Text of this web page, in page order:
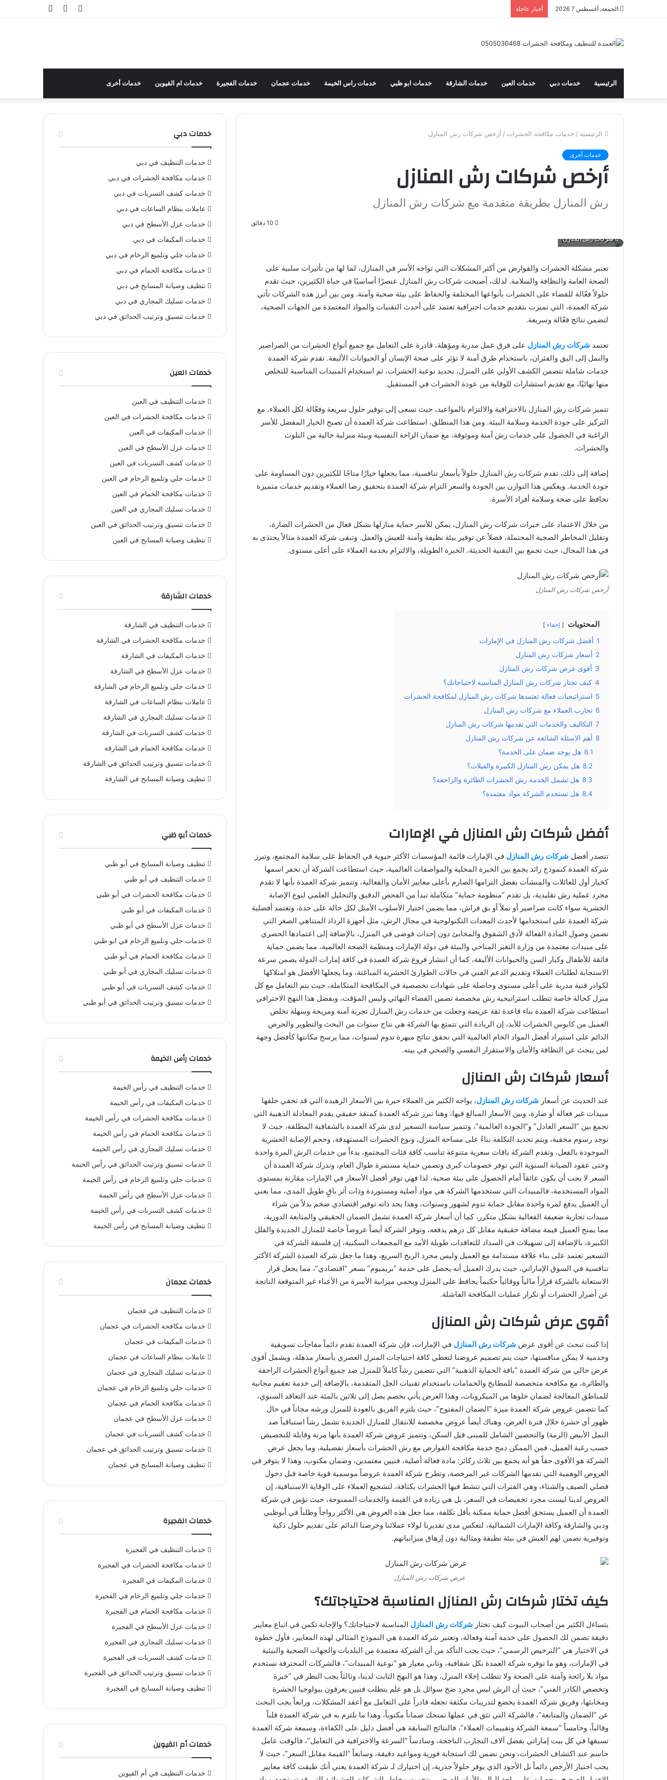
الجمعة, أغسطس 7 2026 أخبار عاجلة
مقال تسجيل
الرئيسية خدمات دبي خدمات العين خدمات الشارقة خدمات ابو ظبي خدمات راس الخيمة خدمات عجمان خدمات الفجيرة خدمات ام القيوين خدمات أخرى
الرئيسية / خدمات مكافحة الحشرات / أرخص شركات رش المنازل
خدمات أخرى
أرخص شركات رش المنازل
رش المنازل بطريقة متقدمة مع شركات رش المنازل
شركات رش المنازل
تعتبر مشكلة الحشرات والقوارض من أكثر المشكلات التي تواجه الأسر في المنازل، لما لها من تأثيرات سلبية على
الصحة العامة والنظافة والسلامة. لذلك، أصبحت شركات رش المنازل عنصرًا أساسيًا في حياة الكثيرين، حيث تقدم
حلولاً فعّالة للقضاء على الحشرات بأنواعها المختلفة والحفاظ على بيئة صحية وآمنة. ومن بين أبرز هذه الشركات تأتي
شركة العمدة، التي تميزت بتقديم خدمات احترافية تعتمد على أحدث التقنيات والمواد المعتمدة من الجهات الصحية،
لتضمن نتائج فعّالة وسريعة.
تعتمد شركات رش المنازل على فرق عمل مدربة ومؤهلة، قادرة على التعامل مع جميع أنواع الحشرات من الصراصير
والنمل إلى البق والفئران، باستخدام طرق آمنة لا تؤثر على صحة الإنسان أو الحيوانات الأليفة. تقدم شركة العمدة
خدمات شاملة تتضمن الكشف الأولي على المنزل، تحديد نوعية الحشرات، ثم استخدام المبيدات المناسبة للتخلص
منها نهائيًا، مع تقديم استشارات للوقاية من عودة الحشرات في المستقبل.
تتميز شركات رش المنازل بالاحترافية والالتزام بالمواعيد، حيث تسعى إلى توفير حلول سريعة وفعّالة لكل العملاء، مع
التركيز على جودة الخدمة وسلامة البيئة. ومن هذا المنطلق، استطاعت شركة العمدة أن تصبح الخيار المفضل للأسر
الراغبة في الحصول على خدمات رش آمنة وموثوقة، مع ضمان الراحة النفسية وبيئة منزلية خالية من التلوث
والحشرات.
إضافة إلى ذلك، تقدم شركات رش المنازل حلولاً بأسعار تنافسية، مما يجعلها خيارًا متاحًا للكثيرين دون المساومة على
جودة الخدمة. ويعكس هذا التوازن بين الجودة والسعر التزام شركة العمدة بتحقيق رضا العملاء وتقديم خدمات متميزة
تحافظ على صحة وسلامة أفراد الأسرة.
من خلال الاعتماد على خبرات شركات رش المنازل، يمكن للأسر حماية منازلها بشكل فعال من الحشرات الضارة،
وتقليل المخاطر الصحية المحتملة، فضلاً عن توفير بيئة نظيفة وآمنة للعيش والعمل. وتبقى شركة العمدة مثالاً يحتذى به
في هذا المجال، حيث تجمع بين التقنية الحديثة، الخبرة الطويلة، والالتزام بخدمة العملاء على أعلى مستوى.
أرخص شركات رش المنازل
المحتويات إخفاء
1 أفضل شركات رش المنازل في الإمارات
2 أسعار شركات رش المنازل
3 أقوى عرض شركات رش المنازل
4 كيف تختار شركات رش المنازل المناسبة لاحتياجاتك؟
5 استراتيجيات فعالة تعتمدها شركات رش المنازل لمكافحة الحشرات
6 تجارب العملاء مع شركات رش المنازل
7 التكاليف والخدمات التي تقدمها شركات رش المنازل
8 أهم الاسئلة الشائعة عن شركات رش المنازل
8.1 هل يوجد ضمان على الخدمة؟
8.2 هل يمكن رش المنازل الكبيرة والفيلات؟
8.3 هل تشمل الخدمة رش الحشرات الطائرة والزاحفة؟
8.4 هل تستخدم الشركة مواد معتمدة؟
أفضل شركات رش المنازل في الإمارات
تتصدر أفضل شركات رش المنازل في الإمارات قائمة المؤسسات الأكثر حيوية في الحفاظ على سلامة المجتمع، وتبرز
شركة العمدة كنموذج رائد يجمع بين الخبرة المحلية والمواصفات العالمية، حيث استطاعت الشركة أن تحفر اسمها
كخيار أول للعائلات والمنشآت بفضل التزامها الصارم بأعلى معايير الأمان والفعالية، وتتميز شركة العمدة بأنها لا تقدم
مجرد عملية رش تقليدية، بل تقدم “منظومة حماية” متكاملة تبدأ من الفحص الدقيق والتحليل العلمي لنوع الإصابة
الحشرية سواء كانت صراصير أو نملاً أو بق فراش، مما يضمن اختيار الأسلوب الأمثل لكل حالة على حدة، وتعتمد أفضلية
شركة العمدة على استخدامها لأحدث المعدات التكنولوجية في مجال الرش، مثل أجهزة الرذاذ المتناهي الصغر التي
تضمن وصول المادة الفعالة لأدق الشقوق والمخابئ دون إحداث فوضى في المنزل، بالإضافة إلى اعتمادها الحصري
على مبيدات معتمدة من وزارة التغير المناخي والبيئة في دولة الإمارات ومنظمة الصحة العالمية، مما يضمن حماية
فائقة للأطفال وكبار السن والحيوانات الأليفة، كما أن انتشار فروع شركة العمدة في كافة إمارات الدولة يضمن سرعة
الاستجابة لطلبات العملاء وتقديم الدعم الفني في حالات الطوارئ الحشرية المباغتة، وما يجعلها الأفضل هو امتلاكها
لكوادر فنية مدربة على أعلى مستوى وحاصلة على شهادات تخصصية في المكافحة المتكاملة، حيث يتم التعامل مع كل
منزل كحالة خاصة تتطلب استراتيجية رش مخصصة تضمن القضاء النهائي وليس المؤقت، وبفضل هذا النهج الاحترافي
استطاعت شركة العمدة بناء قاعدة ثقة عريضة وجعلت من خدمات رش المنازل تجربة آمنة ومريحة وسهلة تخلص
العميل من كابوس الحشرات للأبد، إن الريادة التي تتمتع بها الشركة هي نتاج سنوات من البحث والتطوير والحرص
الدائم على استيراد أفضل المواد الخام العالمية التي تحقق نتائج مبهرة تدوم لسنوات، مما يرسخ مكانتها كأفضل وجهة
لمن يبحث عن النظافة والأمان والاستقرار النفسي والصحي في بيته.
أسعار شركات رش المنازل
عند الحديث عن أسعار شركات رش المنازل، يواجه الكثير من العملاء حيرة بين الأسعار الزهيدة التي قد تخفي خلفها
مبيدات غير فعالة أو ضارة، وبين الأسعار المبالغ فيها، وهنا تبرز شركة العمدة كمنقذ حقيقي يقدم المعادلة الذهبية التي
تجمع بين “السعر العادل” و”الجودة العالمية”، وتتميز سياسة التسعير لدى شركة العمدة بالشفافية المطلقة، حيث لا
توجد رسوم مخفية، ويتم تحديد التكلفة بناءً على مساحة المنزل، ونوع الحشرات المستهدفة، وحجم الإصابة الحشرية
الموجودة بالفعل، وتقدم الشركة باقات سعرية متنوعة تناسب كافة فئات المجتمع، بدءاً من خدمات الرش المرة واحدة
وحتى عقود الصيانة السنوية التي توفر خصومات كبرى وتضمن حماية مستمرة طوال العام، وتدرك شركة العمدة أن
السعر لا يجب أن يكون عائقاً أمام الحصول على بيئة صحية، لذا فهي توفر أفضل الأسعار في الإمارات مقارنة بمستوى
المواد المستخدمة، فالمبيدات التي تستخدمها الشركة هي مواد أصلية ومستوردة وذات أثر باقٍ طويل المدى، مما يعني
أن العميل يدفع لمرة واحدة مقابل حماية تدوم لشهور وسنوات، وهذا بحد ذاته توفير اقتصادي ضخم بدلاً من شراء
مبيدات تجارية ضعيفة الفعالية بشكل متكرر، كما أن أسعار شركة العمدة تشمل الضمان الحقيقي والمتابعة الدورية،
مما يمنح العميل قيمة مضافة حقيقية مقابل كل درهم يدفعه، وتوفر الشركة أيضاً عروضاً خاصة للمنازل الجديدة والفلل
الكبيرة، بالإضافة إلى تسهيلات في السداد للتعاقدات طويلة الأمد مع المجمعات السكنية، إن فلسفة الشركة في
التسعير تعتمد على بناء علاقة مستدامة مع العميل وليس مجرد الربح السريع، وهذا ما جعل شركة العمدة الشركة الأكثر
تنافسية في السوق الإماراتي، حيث يدرك العميل أنه يحصل على خدمة “بريميوم” بسعر “اقتصادي”، مما يجعل قرار
الاستعانة بالشركة قراراً مالياً ووقائياً حكيماً يحافظ على المنزل ويحمي ميزانية الأسرة من الأعباء غير المتوقعة الناتجة
عن أضرار الحشرات أو تكرار عمليات المكافحة الفاشلة.
أقوى عرض شركات رش المنازل
إذا كنت تبحث عن أقوى عرض شركات رش المنازل في الإمارات، فإن شركة العمدة تقدم دائماً مفاجآت تسويقية
وخدمية لا يمكن منافستها، حيث يتم تصميم عروضنا لتغطي كافة احتياجات المنزل العصري بأسعار مذهلة، ويشمل أقوى
عرض حالي من شركة العمدة “باقة الحماية الذهبية” التي تتضمن رشاً كاملاً للمنزل ضد جميع أنواع الحشرات الزاحفة
والطائرة، مع مكافحة متخصصة للمطابخ والحمامات باستخدام تقنيات الجل المتقدمة، بالإضافة إلى خدمة تعقيم مجانية
للمناطق المعالجة لضمان خلوها من الميكروبات، وهذا العرض يأتي بخصم يصل إلى ثلاثين بالمئة عند التعاقد السنوي،
كما تتضمن عروض شركة العمدة ميزة “الضمان المفتوح”، حيث يلتزم الفريق بالعودة للمنزل ورشه مجاناً في حال
ظهور أي حشرة خلال فترة العرض، وهناك أيضاً عروض مخصصة للانتقال للمنازل الجديدة تشمل رشاً استباقياً ضد
النمل الأبيض (الرمة) والتحصين الشامل للمبنى قبل السكن، وتتميز عروض شركة العمدة بأنها مرنة وقابلة للتخصيص
حسب رغبة العميل، فمن الممكن دمج خدمة مكافحة القوارض مع رش الحشرات بأسعار تفضيلية، وما يجعل عرض
الشركة هو الأقوى حقاً هو أنه يجمع بين ثلاث ركائز: مادة فعالة أصلية، فنيين معتمدين، وضمان مكتوب، وهذا لا يتوفر في
العروض الوهمية التي تقدمها الشركات غير المرخصة، وتطرح شركة العمدة عروضاً موسمية قوية خاصة قبل دخول
فصلي الصيف والشتاء، وهي الفترات التي تنشط فيها الحشرات بكثافة، لتشجيع العملاء على الوقاية الاستباقية، إن
العروض لدينا ليست مجرد تخفيضات في السعر، بل هي زيادة في القيمة والخدمات الممنوحة، حيث نؤمن في شركة
العمدة أن العميل يستحق أفضل حماية ممكنة بأقل تكلفة، مما جعل هذه العروض هي الأكثر رواجاً وطلباً في أبوظبي
ودبي والشارقة وكافة الإمارات الشمالية، لتعكس مدى تقديرنا لولاء عملائنا وحرصنا الدائم على تقديم حلول ذكية
وتوفيرية تضمن لهم العيش في بيئة نظيفة ومثالية دون إرهاق ميزانياتهم.
عرض شركات رش المنازل
كيف تختار شركات رش المنازل المناسبة لاحتياجاتك؟
يتساءل الكثير من أصحاب البيوت كيف تختار شركات رش المنازل المناسبة لاحتياجاتك؟ والإجابة تكمن في اتباع معايير
دقيقة تضمن لك الحصول على خدمة آمنة وفعالة، وتعتبر شركة العمدة هي النموذج المثالي لهذه المعايير، فأول خطوة
في الاختيار هي “الترخيص الرسمي”، حيث يجب التأكد من أن الشركة معتمدة من البلديات والجهات الصحية والبيئية
في الإمارات، وهو ما توفره شركة العمدة بكل شفافية، وثاني معيار هو “نوعية المبيدات”، فالشركات المحترفة تستخدم
مواد بلا رائحة وآمنة على الصحة ولا تتطلب إخلاء المنزل، وهذا هو النهج الثابت لدينا، وثالثاً يجب النظر في “خبرة
وتخصص الكادر الفني”، حيث أن الرش ليس مجرد ضخ سوائل بل هو علم يتطلب فنيين يعرفون بيولوجيا الحشرة
ومخابئها، وفريق شركة العمدة يخضع لتدريبات مكثفة تجعله قادراً على التعامل مع أعقد المشكلات، ورابعاً يجب البحث
عن “الضمان والمتابعة”، فالشركة التي تثق في عملها تمنحك ضماناً مكتوباً، وهذا ما نلتزم به في شركة العمدة قلباً
وقالباً، وخامساً “سمعة الشركة وتقييمات العملاء”، فالنتائج السابقة هي أفضل دليل على الكفاءة، وسمعة شركة العمدة
تسبقها في كل بيت إماراتي بفضل آلاف التجارب الناجحة، وسادساً “السرعة والاحترافية في التعامل”، فالوقت عامل
حاسم عند اكتشاف الحشرات، ونحن نضمن لك استجابة فورية ومواعيد دقيقة، وسابعاً “القيمة مقابل السعر”، حيث لا
يجب اختيار الأرخص دائماً بل الأجود الذي يوفر حلولاً جذرية، إن اختيارك لـ شركة العمدة يعني أنك طبقت كافة معايير
خدمات دبي
خدمات التنظيف في دبي
خدمات مكافحة الحشرات في دبي
خدمات كشف التسربات في دبي
عاملات بنظام الساعات في دبي
خدمات عزل الأسطح في دبي
خدمات المكيفات في دبي
خدمات جلي وتلميع الرخام في دبي
خدمات مكافحة الحمام في دبي
تنظيف وصيانة المسابح في دبي
خدمات تسليك المجاري في دبي
خدمات تنسيق وترتيب الحدائق في دبي
خدمات العين
خدمات التنظيف في العين
خدمات مكافحة الحشرات في العين
خدمات المكيفات في العين
خدمات عزل الأسطح في العين
خدمات كشف التسربات في العين
خدمات جلي وتلميع الرخام في العين
خدمات مكافحة الحمام في العين
خدمات تسليك المجاري في العين
خدمات تنسيق وترتيب الحدائق في العين
تنظيف وصيانة المسابح في العين
خدمات الشارقة
خدمات التنظيف في الشارقة
خدمات مكافحة الحشرات في الشارقة
خدمات المكيفات في الشارقة
خدمات عزل الأسطح في الشارقة
خدمات جلي وتلميع الرخام في الشارقة
عاملات بنظام الساعات في الشارقة
خدمات تسليك المجاري في الشارقة
خدمات كشف التسربات في الشارقة
خدمات مكافحة الحمام في الشارقة
خدمات تنسيق وترتيب الحدائق في الشارقة
تنظيف وصيانة المسابح في الشارقة
خدمات أبو ظبي
تنظيف وصيانة المسابح في أبو ظبي
خدمات التنظيف في أبو ظبي
خدمات مكافحة الحشرات في أبو ظبي
خدمات المكيفات في أبو ظبي
خدمات عزل الأسطح في أبو ظبي
خدمات جلي وتلميع الرخام في ابو ظبي
خدمات مكافحة الحمام في أبو ظبي
خدمات تسليك المجاري في أبو ظبي
خدمات كشف التسربات في أبو ظبي
خدمات تنسيق وترتيب الحدائق في أبو ظبي
خدمات رأس الخيمة
خدمات التنظيف في رأس الخيمة
خدمات المكيفات في رأس الخيمة
خدمات مكافحة الحشرات في رأس الخيمة
خدمات مكافحة الحمام في رأس الخيمة
خدمات تسليك المجاري في رأس الخيمة
خدمات تنسيق وترتيب الحدائق في رأس الخيمة
خدمات جلي وتلميع الرخام في رأس الخيمة
خدمات عزل الأسطح في رأس الخيمة
خدمات كشف التسربات في رأس الخيمة
تنظيف وصيانة المسابح في رأس الخيمة
خدمات عجمان
خدمات التنظيف في عجمان
خدمات مكافحة الحشرات في عجمان
خدمات المكيفات في عجمان
عاملات بنظام الساعات في عجمان
خدمات تسليك المجاري في عجمان
خدمات جلي وتلميع الرخام في عجمان
خدمات مكافحة الحمام في عجمان
خدمات عزل الأسطح في عجمان
خدمات كشف التسربات في عجمان
خدمات تنسيق وترتيب الحدائق في عجمان
تنظيف وصيانة المسابح في عجمان
خدمات الفجيرة
خدمات التنظيف في الفجيرة
خدمات مكافحة الحشرات في الفجيرة
خدمات المكيفات في الفجيرة
خدمات جلي وتلميع الرخام في الفجيرة
خدمات مكافحة الحمام في الفجيرة
خدمات عزل الأسطح في الفجيرة
خدمات تسليك المجاري في الفجيرة
خدمات كشف التسربات في الفجيرة
خدمات تنسيق وترتيب الحدائق في الفجيرة
تنظيف وصيانة المسابح في الفجيرة
خدمات أم القيوين
خدمات التنظيف في أم القيوين